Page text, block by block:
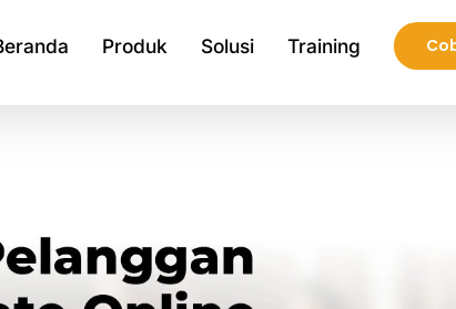
Produk Solusi Training